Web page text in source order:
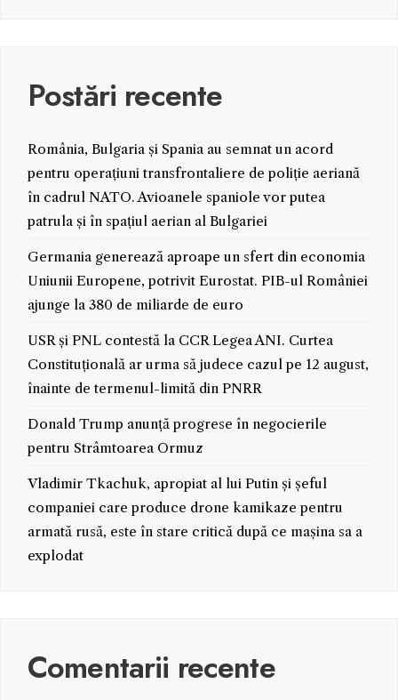
Postări recente
România, Bulgaria și Spania au semnat un acord
pentru operațiuni transfrontaliere de poliție aeriană
în cadrul NATO. Avioanele spaniole vor putea
patrula și în spațiul aerian al Bulgariei
Germania generează aproape un sfert din economia
Uniunii Europene, potrivit Eurostat. PIB-ul României
ajunge la 380 de miliarde de euro
USR și PNL contestă la CCR Legea ANI. Curtea
Constituțională ar urma să judece cazul pe 12 august,
înainte de termenul-limită din PNRR
Donald Trump anunță progrese în negocierile
pentru Strâmtoarea Ormuz
Vladimir Tkachuk, apropiat al lui Putin și șeful
companiei care produce drone kamikaze pentru
armată rusă, este în stare critică după ce mașina sa a
explodat
Comentarii recente